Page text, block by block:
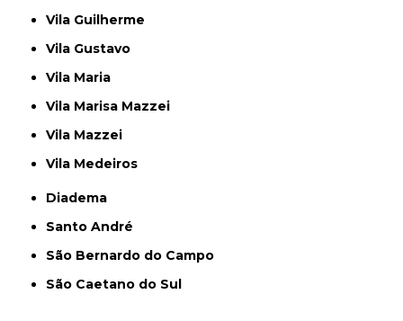
Vila Guilherme
Vila Gustavo
Vila Maria
Vila Marisa Mazzei
Vila Mazzei
Vila Medeiros
Diadema
Santo André
São Bernardo do Campo
São Caetano do Sul